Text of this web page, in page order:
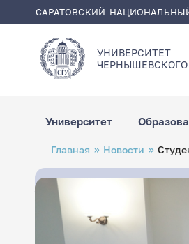
содержанию
САРАТОВСКИЙ
УНИВЕРСИТЕТ
ЧЕРНЫШЕВСКОГO
Университет
Строка
навигации
Главная Новости